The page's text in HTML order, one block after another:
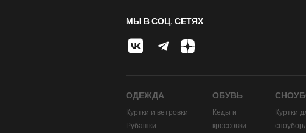
МЫ В СОЦ. СЕТЯХ
ОДЕЖДА
Куртки и ветровки
Рубашки
ОБУВЬ
Кеды и
кроссовки
Куртки